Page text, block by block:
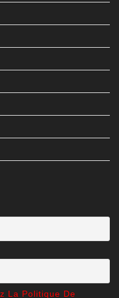
La Politique De